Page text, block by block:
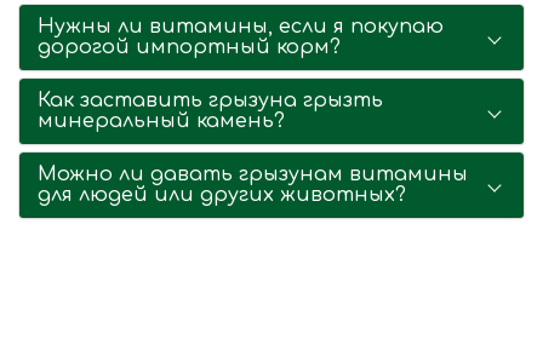
Нужны ли витамины, если я покупаю
дорогой импортный корм?
Как заставить грызуна грызть
минеральный камень?
Можно ли давать грызунам витамины
для людей или других животных?